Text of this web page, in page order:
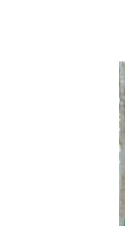
CAMPER
CIRCA 2500
IL